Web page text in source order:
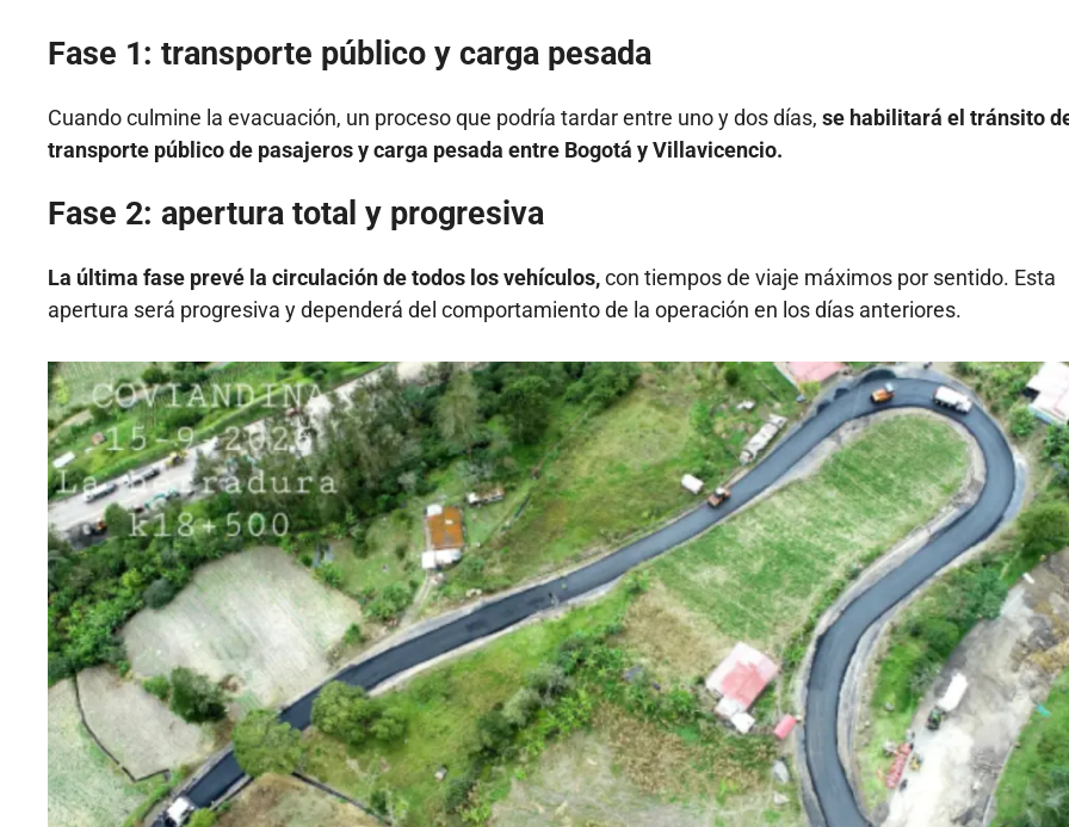
Fase 1: transporte público y carga pesada
Cuando culmine la evacuación, un proceso que podría tardar entre uno y dos días, se habilitará el tránsito
transporte público de pasajeros y carga pesada entre Bogotá y Villavicencio.
Fase 2: apertura total y progresiva
La última fase prevé la circulación de todos los vehículos,con tiempos de viaje máximos por sentido. Esta
apertura será progresiva y dependerá del comportamiento de la operación en los días anteriores.